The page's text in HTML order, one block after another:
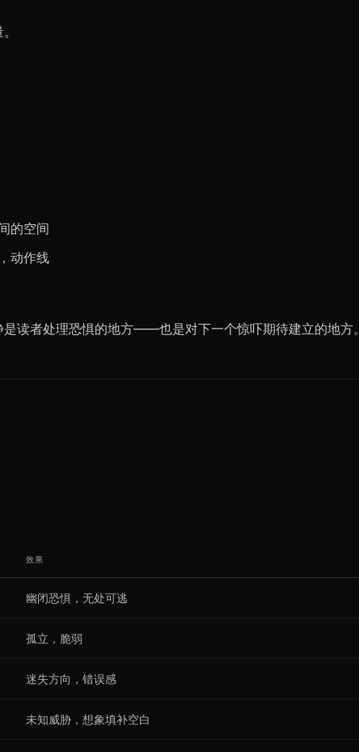
的空间
动作线
读者处理恐惧的地方——也是对下一个惊吓期待建立的地方。
效果
幽闭恐惧，无处可逃
孤立，脆弱
迷失方向，错误感
未知威胁，想象填补空白